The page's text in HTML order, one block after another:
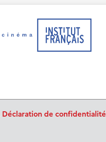
Déclaration de confidentialité